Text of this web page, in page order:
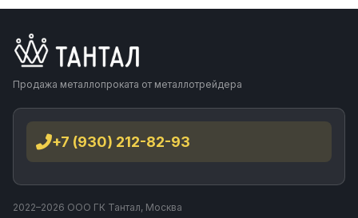
Продажа металлопроката от металлотрейдера
+7 (930) 212-82-93
2022–2026 ООО ГК Тантал, Москва